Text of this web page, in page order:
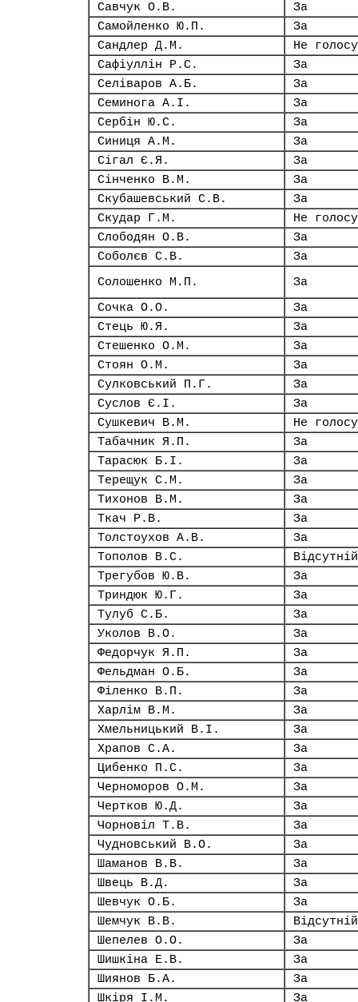
Савчук О.В.
За
Самойленко Ю.П.
За
Сандлер Д.М.
Не
Сафіуллін Р.С.
За
Селіваров А.Б.
За
Семинога А.І.
За
Сербін Ю.С.
За
Синиця А.М.
За
Сігал Є.Я.
За
Сінченко В.М.
За
Скубашевський С.В.
За
Скудар Г.М.
Не
Слободян О.В.
За
Соболєв С.В.
За
Солошенко М.П.
За
Сочка О.О.
За
Стець Ю.Я.
За
Стешенко О.М.
За
Стоян О.М.
За
Сулковський П.Г.
За
Суслов Є.І.
За
Сушкевич В.М.
Не
Табачник Я.П.
За
Тарасюк Б.І.
За
Терещук С.М.
За
Тихонов В.М.
За
Ткач Р.В.
За
Толстоухов А.В.
За
Тополов В.С.
Відсутній
Трегубов Ю.В.
За
Триндюк Ю.Г.
За
Тулуб С.Б.
За
Уколов В.О.
За
Федорчук Я.П.
За
Фельдман О.Б.
За
Філенко В.П.
За
Харлім В.М.
За
Хмельницький В.І.
За
Храпов С.А.
За
Цибенко П.С.
За
Черноморов О.М.
За
Чертков Ю.Д.
За
Чорновіл Т.В.
За
Чудновський В.О.
За
Шаманов В.В.
За
Швець В.Д.
За
Шевчук О.Б.
За
Шемчук В.В.
Відсутній
Шепелев О.О.
За
Шишкіна Е.В.
За
Шиянов Б.А.
За
Шкіря І.М.
За